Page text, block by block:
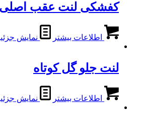
کفشکی لنت عقب اصلی
اطلاعات بیشتر نمایش
لنت جلو گل کوتاه
اطلاعات بیشتر نمایش